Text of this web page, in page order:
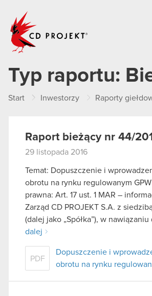
Typ raportu:
Start Inwestorzy Raporty
Raport bieżący nr 44/
29 listopada 2016
Temat: Dopuszczenie i
obrotu na rynku regulowanym
prawna: Art. 17 ust. 1 MAR –
Zarząd CD PROJEKT S.A. z
(dalej jako „Spółka”), w nawiązaniu
dalej
PDF
Dopuszczenie i
obrotu na rynku